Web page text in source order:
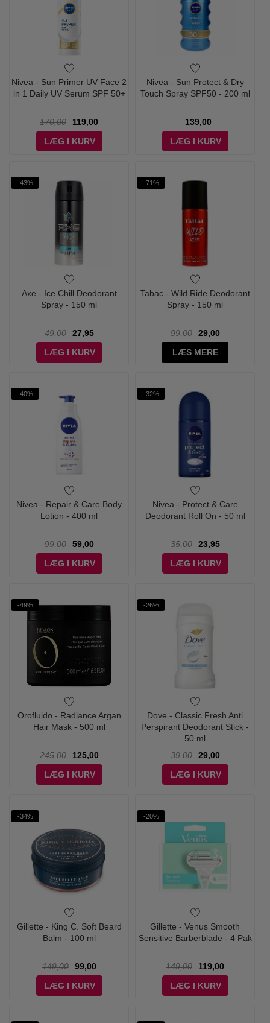
Nivea - Sun Primer UV Face 2
in 1 Daily UV Serum SPF 50+
170,00
119,00
LÆG I KURV
Nivea - Sun Protect & Dry
Touch Spray SPF50 - 200 ml
139,00
LÆG I KURV
-43%
Axe - Ice Chill Deodorant
Spray - 150 ml
49,00
27,95
LÆG I KURV
-71%
Tabac - Wild Ride Deodorant
Spray - 150 ml
99,00
29,00
LÆS MERE
-40%
Nivea - Repair & Care Body
Lotion - 400 ml
99,00
59,00
LÆG I KURV
-32%
Nivea - Protect & Care
Deodorant Roll On - 50 ml
35,00
23,95
LÆG I KURV
-49%
Orofluido - Radiance Argan
Hair Mask - 500 ml
245,00
125,00
LÆG I KURV
-26%
Dove - Classic Fresh Anti
Perspirant Deodorant Stick -
50 ml
39,00
29,00
LÆG I KURV
-34%
Gillette - King C. Soft Beard
Balm - 100 ml
149,00
99,00
LÆG I KURV
-20%
Gillette - Venus Smooth
Sensitive Barberblade - 4 Pak
149,00
119,00
LÆG I KURV